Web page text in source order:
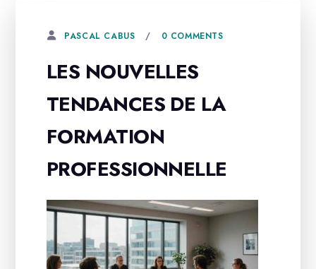
PASCAL CABUS 0 COMMENTS
LES NOUVELLES
TENDANCES DE LA
FORMATION
PROFESSIONNELLE